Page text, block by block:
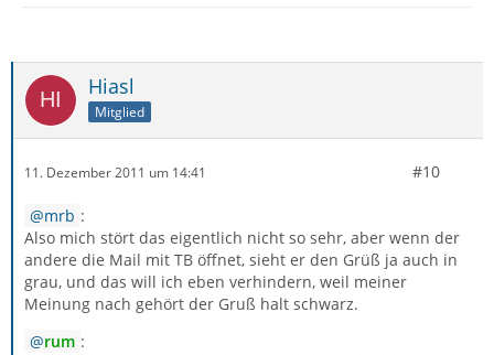
Hiasl
Mitglied
11. Dezember 2011 um 14:41 #10
mrb :
Also mich stört das eigentlich nicht so sehr, aber wenn der
andere die Mail mit TB öffnet, sieht er den Grüß ja auch in
grau, und das will ich eben verhindern, weil meiner
Meinung nach gehört der Gruß halt schwarz.
rum :